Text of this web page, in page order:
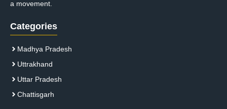
a movement.
Categories
Madhya Pradesh
Uttrakhand
Uttar Pradesh
Chattisgarh